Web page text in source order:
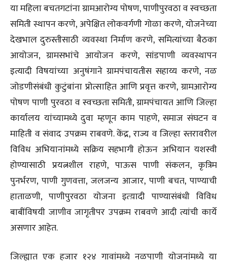
या महिला बचतगटांना ग्रामआरोग्य पोषण, पाणीपुरवठा व स्वच्छता
समिती स्थापन करणे, अपेक्षित लोकवर्गणी गोळा करणे, योजनेच्या
देखभाल दुरुस्तीसाठी व्यवस्था निर्माण करणे, समित्यांच्या बैठका
आयोजन, ग्रामसभांचे आयोजन करणे, सांडपाणी व्यवस्थापन
इत्यादी विषयांच्या अनुषंगाने ग्रामपंचायतीस सहाय्य करणे, नळ
जोडणीसंबंधी कुटुंबांना प्रोत्साहित आणि प्रवृत्त करणे, ग्रामआरोग्य
पोषण पाणी पुरवठा व स्वच्छता समिती, ग्रामपंचायत आणि जिल्हा
कार्यालय यांच्यामध्ये दुवा म्हणून काम पाहणे, समाज संघटन व
माहिती व संवाद उपक्रम राबवणे. केंद्र, राज्य व जिल्हा स्तरावरील
विविध अभियानांमध्ये सक्रिय सहभागी होऊन अभियान यशस्वी
होण्यासाठी प्रयत्नशील राहणे, पाऊस पाणी संकलन, कृत्रिम
पुनर्भरण, पाणी गुणवत्ता, जलजन्य आजार, पाणी बचत, पाण्याची
हाताळणी, पाणीपुरवठा योजना इत्य़ादी पाण्यासंबंधी विविध
बाबींविषयी जाणीव जागृतीपर उपक्रम राबवणे आदी त्यांची कार्ये
असणार आहेत.
जिल्ह्यात एक हजार १२४ गावांमध्ये नळपाणी योजनांमध्ये या